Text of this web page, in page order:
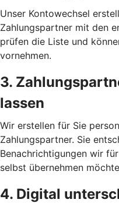
Unser Kontowechsel
Zahlungspartner mit den
prüfen die Liste und
vornehmen.
3.
lassen
Wir erstellen für Sie
Zahlungspartner. Sie
Benachrichtigungen wir
selbst übernehmen
4. Digital